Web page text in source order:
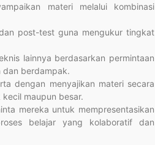
materi melalui kombinasi
post-test guna mengukur tingkat
lainnya berdasarkan permintaan
dan berdampak.
dengan menyajikan materi secara
maupun besar.
mereka untuk mempresentasikan
belajar yang kolaboratif dan